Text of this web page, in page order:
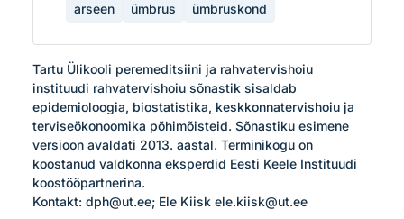
arseen
ümbrus ümbruskond
Tartu Ülikooli peremeditsiini ja rahvatervishoiu
instituudi rahvatervishoiu sõnastik sisaldab
epidemioloogia, biostatistika, keskkonnatervishoiu ja
terviseökonoomika põhimõisteid. Sõnastiku esimene
versioon avaldati 2013. aastal. Terminikogu on
koostanud valdkonna eksperdid Eesti Keele Instituudi
koostööpartnerina.
Kontakt: dph@ut.ee; Ele Kiisk ele.kiisk@ut.ee